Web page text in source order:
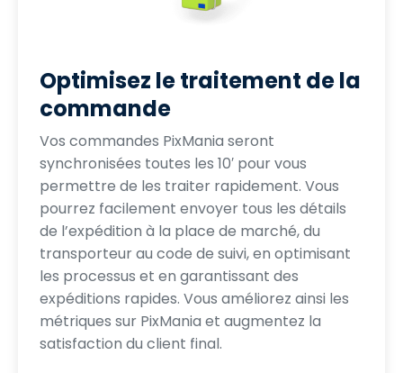
Optimisez le traitement de la
commande
Vos commandes PixMania seront
synchronisées toutes les 10′ pour vous
permettre de les traiter rapidement. Vous
pourrez facilement envoyer tous les détails
de l’expédition à la place de marché, du
transporteur au code de suivi, en optimisant
les processus et en garantissant des
expéditions rapides. Vous améliorez ainsi les
métriques sur PixMania et augmentez la
satisfaction du client final.